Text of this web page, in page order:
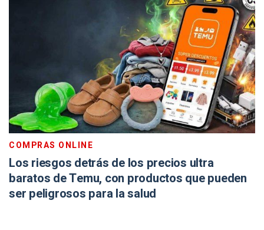
COMPRAS ONLINE
Los riesgos detrás de los precios ultra
baratos de Temu, con productos que pueden
ser peligrosos para la salud